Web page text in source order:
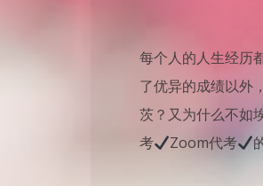
每个人的人生经历
了优异的成绩以外
茨？又为什么不如
考
Zoom代考